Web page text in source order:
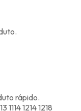
rápido.
1214 1218